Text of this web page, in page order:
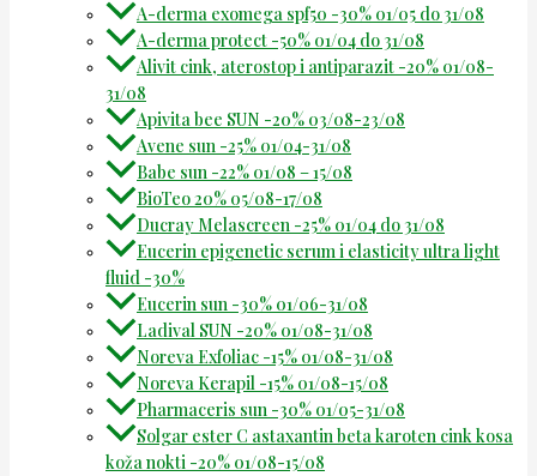
A-derma exomega spf50 -30% 01/05 do 31/08
A-derma protect -50% 01/04 do 31/08
Alivit cink, aterostop i antiparazit -20% 01/08-
31/08
Apivita bee SUN -20% 03/08-23/08
Avene sun -25% 01/04-31/08
Babe sun -22% 01/08 – 15/08
BioTeo 20% 05/08-17/08
Ducray Melascreen -25% 01/04 do 31/08
Eucerin epigenetic serum i elasticity ultra light
fluid -30%
Eucerin sun -30% 01/06-31/08
Ladival SUN -20% 01/08-31/08
Noreva Exfoliac -15% 01/08-31/08
Noreva Kerapil -15% 01/08-15/08
Pharmaceris sun -30% 01/05-31/08
Solgar ester C astaxantin beta karoten cink kosa
koža nokti -20% 01/08-15/08